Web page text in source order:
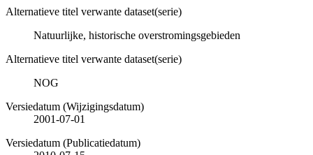
Alternatieve titel verwante dataset(serie)
Natuurlijke, historische overstromingsgebieden
Alternatieve titel verwante dataset(serie)
NOG
Versiedatum (Wijzigingsdatum)
2001-07-01
Versiedatum (Publicatiedatum)